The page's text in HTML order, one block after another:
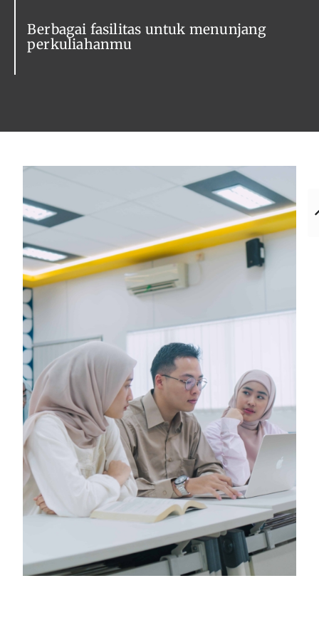
Berbagai fasilitas untuk menunjang
perkuliahanmu